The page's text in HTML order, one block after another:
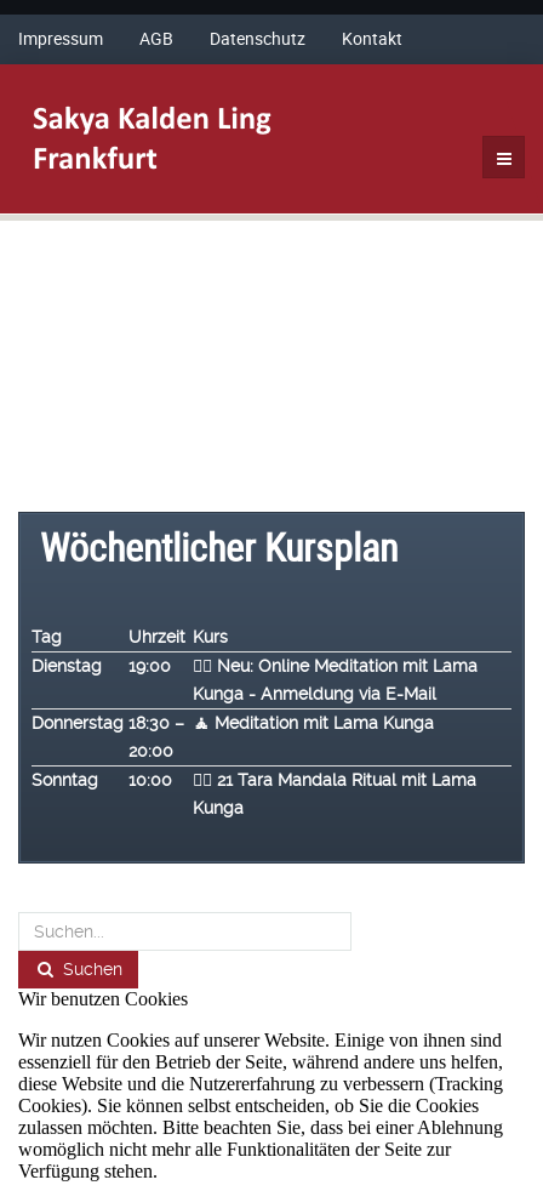
Impressum AGB Datenschutz Kontakt
Wöchentlicher Kursplan
Tag Uhrzeit Kurs
Dienstag
19:00
🧘‍♂️ Neu: Online Meditation mit Lama
Kunga - Anmeldung via E-Mail
Donnerstag 18:30 –
20:00
🧘 Meditation mit Lama Kunga
Sonntag 10:00 🧘‍♂️ 21 Tara Mandala Ritual mit Lama
Kunga
Suchen